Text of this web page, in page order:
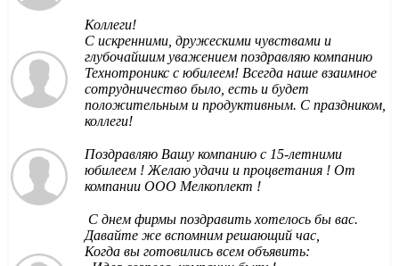
Коллеги!
С искренними, дружескими чувствами и
глубочайшим уважением поздравляю компанию
Технотроникс с юбилеем! Всегда наше взаимное
сотрудничество было, есть и будет
положительным и продуктивным. С праздником,
коллеги!
Поздравляю Вашу компанию с 15-летними
юбилеем ! Желаю удачи и процветания ! От
компании ООО Мелкоплект !
С днем фирмы поздравить хотелось бы вас.
Давайте же вспомним решающий час,
Когда вы готовились всем объявить: